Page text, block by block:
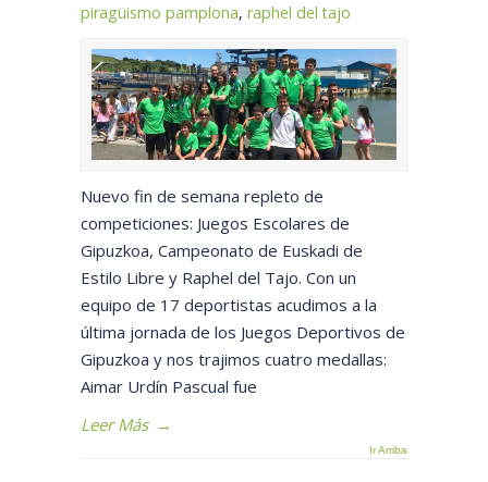
piragüismo pamplona, raphel del tajo
Nuevo fin de semana repleto de
competiciones: Juegos Escolares de
Gipuzkoa, Campeonato de Euskadi de
Estilo Libre y Raphel del Tajo. Con un
equipo de 17 deportistas acudimos a la
última jornada de los Juegos Deportivos de
Gipuzkoa y nos trajimos cuatro medallas:
Aimar Urdín Pascual fue
Leer Más →
Ir Arriba